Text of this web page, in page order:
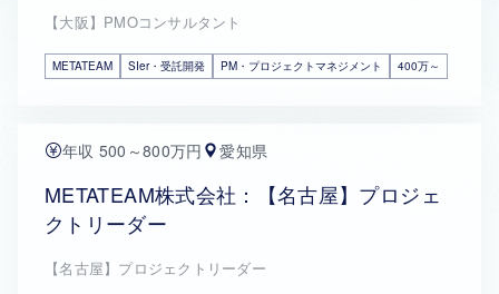
【大阪】PMOコンサルタント
METATEAM SIer・受託開発 PM・プロジェクトマネジメント 400万～
年収 500～800万円 愛知県
METATEAM株式会社：【名古屋】プロジェ
クトリーダー
【名古屋】プロジェクトリーダー